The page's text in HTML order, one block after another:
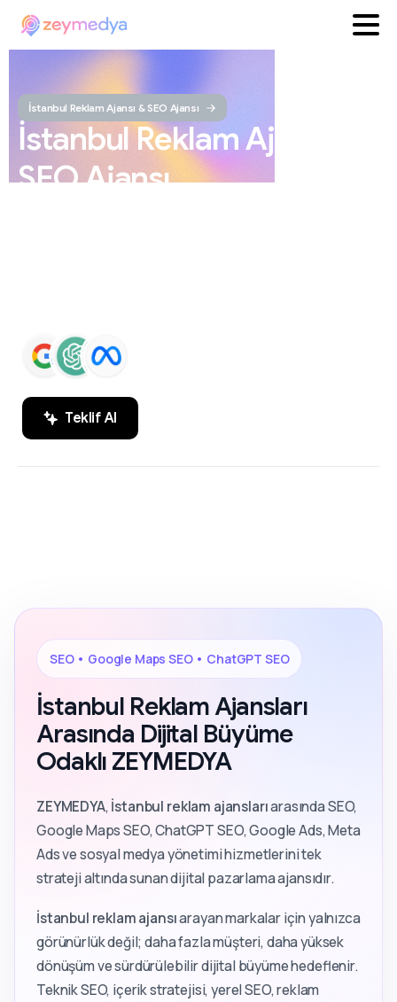
İstanbul Reklam Ajansı & SEO Ajansı
İstanbulReklamAjansı
SEOAjansı
Teklif Al
SEO • Google Maps SEO • ChatGPT SEO
İstanbul Reklam Ajansları
Arasında Dijital Büyüme
Odaklı ZEYMEDYA
ZEYMEDYA,İstanbul reklam ajanslarıarasında SEO,
Google Maps SEO, ChatGPT SEO, Google Ads, Meta
Ads ve sosyal medya yönetimi hizmetlerini tek
strateji altında sunan dijital pazarlama ajansıdır.
İstanbul reklam ajansıarayan markalar için yalnızca
görünürlük değil; daha fazla müşteri, daha yüksek
dönüşüm ve sürdürülebilir dijital büyüme hedeflenir.
Teknik SEO, içerik stratejisi, yerel SEO, reklam